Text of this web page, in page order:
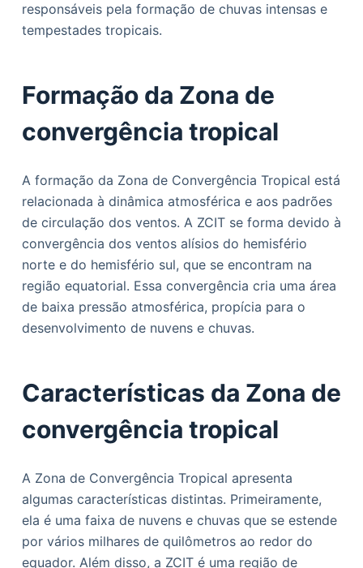
responsáveis pela formação de chuvas intensas e
tempestades tropicais.
Formação da Zona de
convergência tropical
A formação da Zona de Convergência Tropical está
relacionada à dinâmica atmosférica e aos padrões
de circulação dos ventos. A ZCIT se forma devido à
convergência dos ventos alísios do hemisfério
norte e do hemisfério sul, que se encontram na
região equatorial. Essa convergência cria uma área
de baixa pressão atmosférica, propícia para o
desenvolvimento de nuvens e chuvas.
Características da Zona de
convergência tropical
A Zona de Convergência Tropical apresenta
algumas características distintas. Primeiramente,
ela é uma faixa de nuvens e chuvas que se estende
por vários milhares de quilômetros ao redor do
equador. Além disso, a ZCIT é uma região de